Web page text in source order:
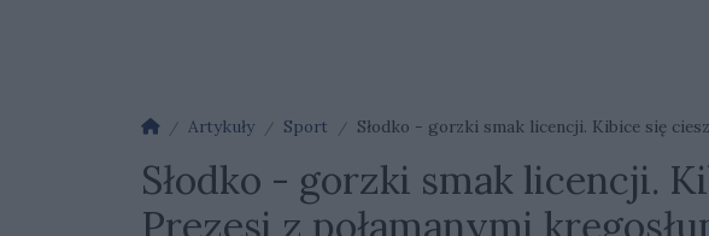
Strona główna
Artykuły Sport Słodko - gorzki smak licencji. Kibice się
Słodko - gorzki smak licencji.
Prezesi z połamanymi